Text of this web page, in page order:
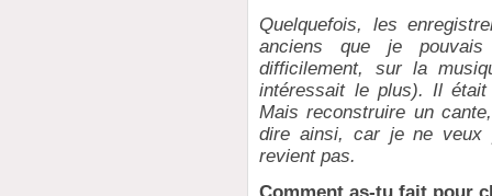
Quelquefois, les
anciens que je
difficilement, sur la
intéressait le plus). Il
Mais reconstruire un
dire ainsi, car je ne veux
revient pas.